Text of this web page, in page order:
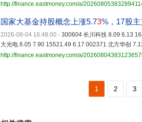
http://finance.eastmoney.com/a/
国家大基金持股概念上涨5.73%，17股
2026-08-04 16:48:00 - 300604 长川科技 8.09 6.13
大光电 6.05 7.90 15521.49 6.17 002371 北方华创
http://finance.eastmoney.com/a/
1 2 3